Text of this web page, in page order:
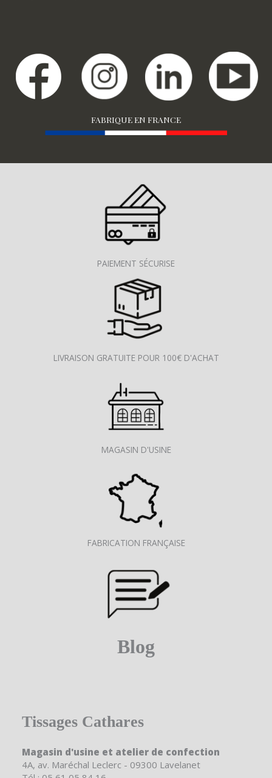
FABRIQUE EN FRANCE
PAIEMENT SÉCURISE
LIVRAISON GRATUITE POUR 100€ D'ACHAT
MAGASIN D'USINE
FABRICATION FRANÇAISE
Blog
Tissages Cathares
Magasin d'usine et atelier de confection
4A, av. Maréchal Leclerc - 09300 Lavelanet